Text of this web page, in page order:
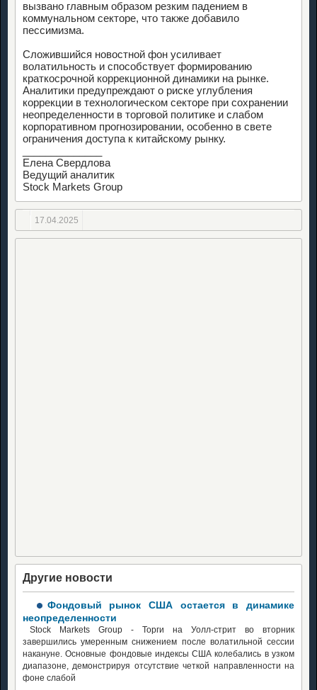
вызвано главным образом резким падением в
коммунальном секторе, что также добавило
пессимизма.
Сложившийся новостной фон усиливает
волатильность и способствует формированию
краткосрочной коррекционной динамики на рынке.
Аналитики предупреждают о риске углубления
коррекции в технологическом секторе при сохранении
неопределенности в торговой политике и слабом
корпоративном прогнозировании, особенно в свете
ограничения доступа к китайскому рынку.
Елена Свердлова
Ведущий аналитик
Stock Markets Group
17.04.2025
Другие новости
Фондовый рынок США остается в динамике
неопределенности
Stock Markets Group - Торги на Уолл-стрит во вторник
завершились умеренным снижением после волатильной сессии
накануне. Основные фондовые индексы США колебались в узком
диапазоне, демонстрируя отсутствие четкой направленности на
фоне слабой